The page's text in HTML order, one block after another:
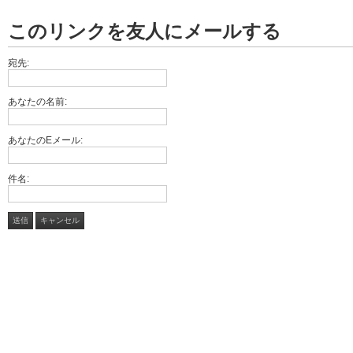
このリンクを友人にメールする
宛先:
あなたの名前:
あなたのEメール:
件名:
送信 キャンセル